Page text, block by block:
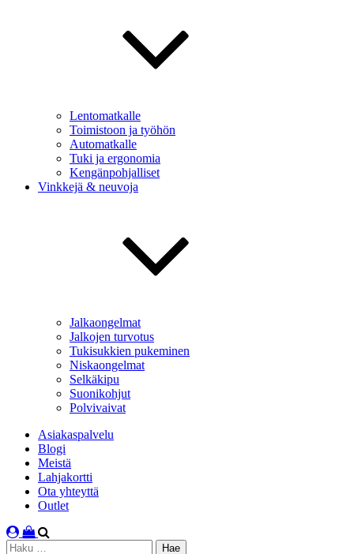
Lentomatkalle
Toimistoon ja työhön
Automatkalle
Tuki ja ergonomia
Kengänpohjalliset
Vinkkejä & neuvoja
Jalkaongelmat
Jalkojen turvotus
Tukisukkien pukeminen
Niskaongelmat
Selkäkipu
Suonikohjut
Polvivaivat
Asiakaspalvelu
Blogi
Meistä
Lahjakortti
Ota yhteyttä
Outlet
Haku: